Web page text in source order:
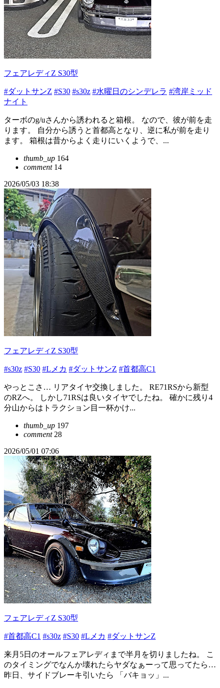
フェアレディZ S30型
#ダットサンZ #S30 #s30z #水曜日のシンデレラ #湾岸ミッド
ナイト
ターボのg/uさんから誘われると箱根。 なので、彼が前を走
ります。 自分から誘うと首都高となり、逆に私が前を走り
ます。 箱根は昔からよく走りにいくようで、...
thumb_up 164
comment14
2026/05/03 18:38
フェアレディZ S30型
#s30z #S30 #Lメカ #ダットサンZ #首都高C1
やっとこさ… リアタイヤ交換しました。 RE71RSから新型
のRZへ。 しかし71RSは良いタイヤでしたね。 確かに残り4
分山からはトラクション目一杯かけ...
thumb_up 197
comment28
2026/05/01 07:06
フェアレディZ S30型
#首都高C1 #s30z #S30 #Lメカ #ダットサンZ
来月5日のオールフェアレディまで半月を切りましたね。 こ
のタイミングでなんか壊れたらヤダなぁーって思ってたら…
昨日、サイドブレーキ引いたら 「バキョッ」...